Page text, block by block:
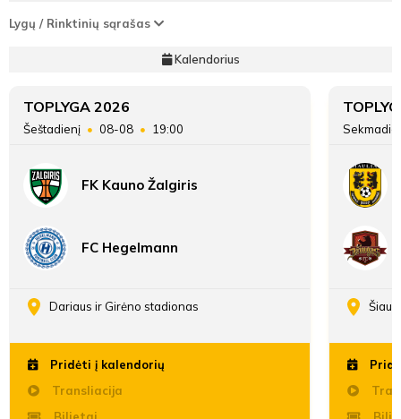
Lygų / Rinktinių sąrašas
Kalendorius
TOPLYGA 2026
Šeštadienį 08-08 19:00
FK Kauno Žalgiris
FC Hegelmann
Dariaus ir Girėno stadionas
Pridėti į kalendorių
Transliacija